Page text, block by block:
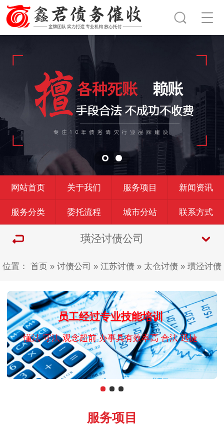
网站首页 关于我们 服务项目 新闻资讯
服务分类 委托流程 城市分站 联系方式
璜泾讨债公司
位置： 首页 » 讨债公司 » 江苏讨债 » 太仓讨债 » 璜泾讨债
员工经过专业技能培训
懂法 守法 观念超前 办事具有效率高 合法 迅捷
服务项目